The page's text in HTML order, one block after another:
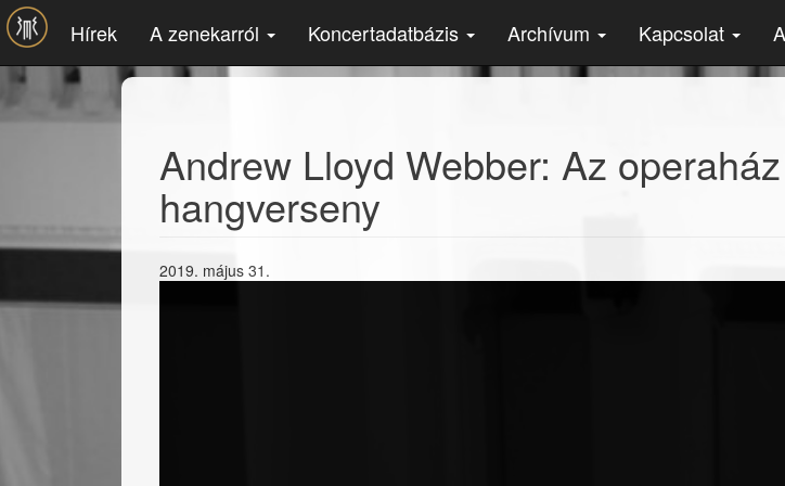
Ugrás a tartalomra
Hírek A zenekarról Koncertadatbázis Archívum Kapcsolat
Andrew Lloyd Webber: Az
hangverseny
2019. május 31.